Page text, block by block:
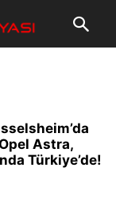
Astra,
Türkiye’de!